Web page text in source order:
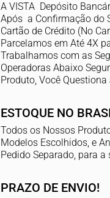
A VISTA Depósito
Após a Confirmação do
Cartão de Crédito (No
Parcelamos em Até 4X
Trabalhamos com as
Operadoras Abaixo
Produto, Você
ESTOQUE NO
Todos os Nossos
Modelos Escolhidos, e
Pedido Separado, para a
PRAZO DE ENVIO!